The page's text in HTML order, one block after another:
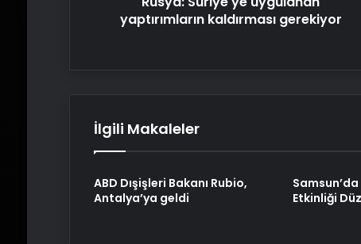
yaptırımların kaldırması gerekiyor
İlgili Makaleler
ABD Dışişleri Bakanı Rubio,
Antalya’ya geldi
Etkinliği